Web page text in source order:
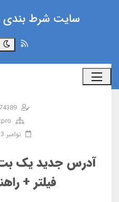
سایت شرط بندی
جستجو
نوامبر 13, 2025
آدرس جدید یک
فیلتر +